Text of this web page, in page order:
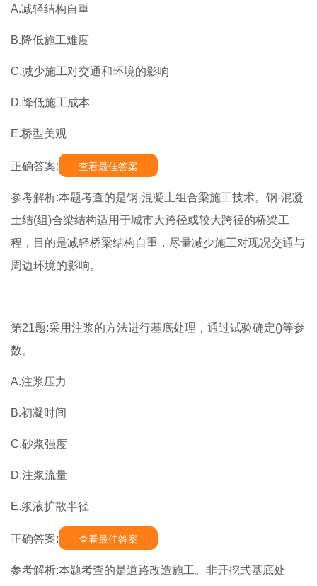
A.减轻结构自重
B.降低施工难度
C.减少施工对交通和环境的影响
D.降低施工成本
E.桥型美观
正确答案: 查看最佳答案
参考解析:本题考查的是钢-混凝土组合梁施工技术。钢-混凝
土结(组)合梁结构适用于城市大跨径或较大跨径的桥梁工
程，目的是减轻桥梁结构自重，尽量减少施工对现况交通与
周边环境的影响。
第21题:采用注浆的方法进行基底处理，通过试验确定()等参
数。
A.注浆压力
B.初凝时间
C.砂浆强度
D.注浆流量
E.浆液扩散半径
正确答案: 查看最佳答案
参考解析:本题考查的是道路改造施工。非开挖式基底处